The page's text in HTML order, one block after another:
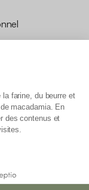
farine, du beurre et
macadamia. En
des contenus et
de fidélité
Pro